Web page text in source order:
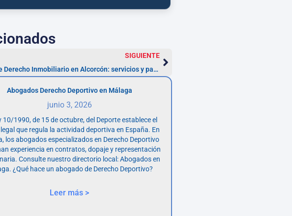
SIGUIENTE
Abogados de Derecho Inmobiliario en Alcorcón: servicios y pasos
Abogados Derecho Deportivo en Málaga
junio 3, 2026
10/1990, de 15 de octubre, del Deporte establece el
que regula la actividad deportiva en España. En
los abogados especializados en Derecho Deportivo
experiencia en contratos, dopaje y representación
Consulte nuestro directorio local: Abogados en
¿Qué hace un abogado de Derecho Deportivo?
Leer más >